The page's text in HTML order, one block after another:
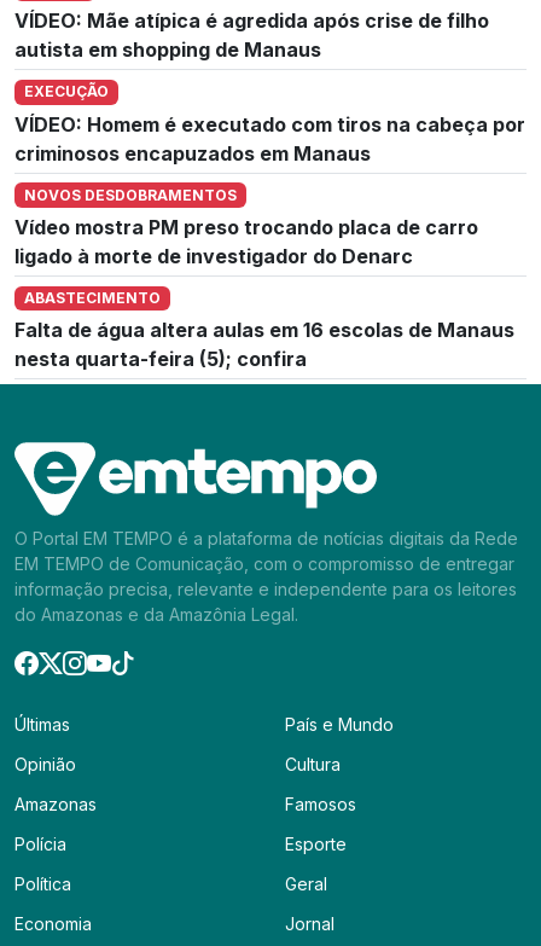
VÍDEO: Mãe atípica é agredida após crise de filho
autista em shopping de Manaus
EXECUÇÃO
VÍDEO: Homem é executado com tiros na cabeça por
criminosos encapuzados em Manaus
NOVOS DESDOBRAMENTOS
Vídeo mostra PM preso trocando placa de carro
ligado à morte de investigador do Denarc
ABASTECIMENTO
Falta de água altera aulas em 16 escolas de Manaus
nesta quarta-feira (5); confira
O Portal EM TEMPO é a plataforma de notícias digitais da Rede
EM TEMPO de Comunicação, com o compromisso de entregar
informação precisa, relevante e independente para os leitores
do Amazonas e da Amazônia Legal.
Últimas
Opinião
Amazonas
Polícia
Política
Economia
País e Mundo
Cultura
Famosos
Esporte
Geral
Jornal